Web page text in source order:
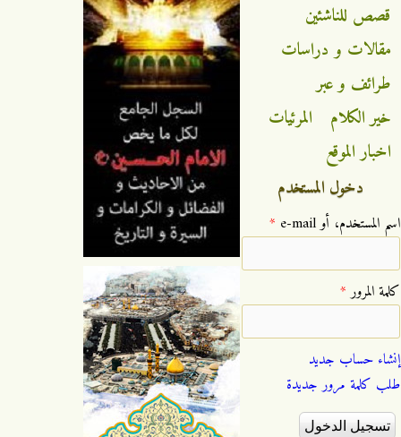
قصص للناشئين
مقالات و دراسات
طرائف و عبر
خير الكلام
المرئيات
اخبار الموقع
دخول المستخدم
‏اسم المستخدم، أو e-mail ‏ *
‏كلمة المرور ‏*
إنشاء حساب جديد
طلب كلمة مرور جديدة